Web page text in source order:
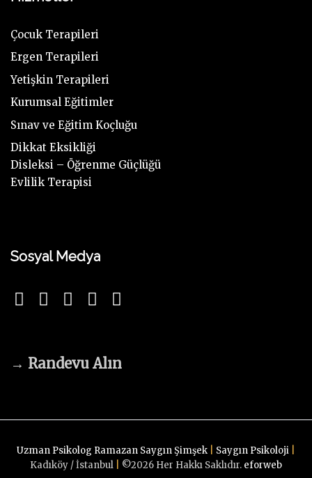
Çocuk Terapileri
Ergen Terapileri
Yetişkin Terapileri
Kurumsal Eğitimler
Sınav ve Eğitim Koçluğu
Dikkat Eksikliği
Disleksi – Öğrenme Güçlüğü
Evlilik Terapisi
Sosyal Medya
→ Randevu Alın
Uzman Psikolog Ramazan Saygın Şimşek Saygın Psikoloji
Kadıköy / İstanbul
©2026 Her Hakkı Saklıdır. eforweb